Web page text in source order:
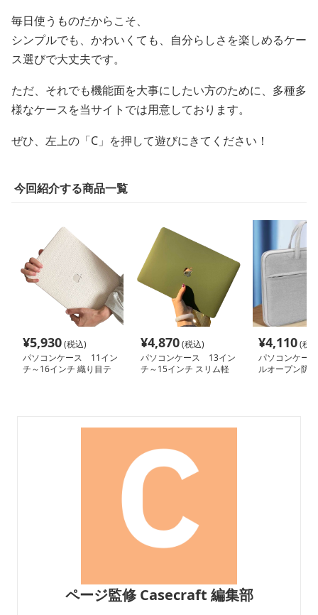
毎日使うものだからこそ、
シンプルでも、かわいくても、自分らしさを楽しめるケー
ス選びで大丈夫です。
ただ、それでも機能面を大事にしたい方のために、多種多
様なケースを当サイトでは用意しております。
ぜひ、左上の「C」を押して遊びにきてください！
今回紹介する商品一覧
¥5,930(税込)
パソコンケース 11イン
チ～16インチ 織り目テ
¥4,870(税込)
パソコンケース 13イン
チ～15インチ スリム軽
¥4,110(税
パソコンケー
ルオープン防
ページ監修 Casecraft 編集部